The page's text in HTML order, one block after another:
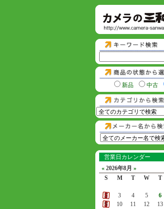
新品 中古
営業日カレンダー
« 2026年8月 »
S
M T W T
2
3 4 5 6
9
10 11 12 13